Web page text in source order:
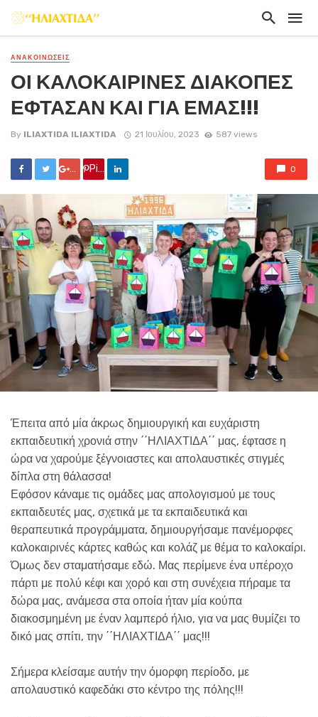
ΑΝΑΚΟΙΝΏΣΕΙΣ
ΟΙ ΚΑΛΟΚΑΙΡΙΝΕΣ ΔΙΑΚΟΠΕΣ
ΕΦΤΑΣΑΝ ΚΑΙ ΓΙΑ ΕΜΑΣ!!!
By ILIAXTIDA ILIAXTIDA 21 Ιουλίου, 2023 587 views
Google +
Pin it 0
Έπειτα από μία άκρως δημιουργική και ευχάριστη
εκπαιδευτική χρονιά στην ΄΄ΗΛΙΑΧΤΙΔΑ΄΄ μας, έφτασε η
ώρα να χαρούμε ξέγνοιαστες και απολαυστικές στιγμές
δίπλα στη θάλασσα!
Εφόσον κάναμε τις ομάδες μας απολογισμού με τους
εκπαιδευτές μας, σχετικά με τα εκπαιδευτικά και
θεραπευτικά προγράμματα, δημιουργήσαμε πανέμορφες
καλοκαιρινές κάρτες καθώς και κολάζ με θέμα το καλοκαίρι.
Όμως δεν σταματήσαμε εδώ. Μας περίμενε ένα υπέροχο
πάρτι με πολύ κέφι και χορό και στη συνέχεια πήραμε τα
δώρα μας, ανάμεσα στα οποία ήταν μία κούπα
διακοσμημένη με έναν λαμπερό ήλιο, για να μας θυμίζει το
δικό μας σπίτι, την ΄΄ΗΛΙΑΧΤΙΔΑ΄΄ μας!!!
Σήμερα κλείσαμε αυτήν την όμορφη περίοδο, με
απολαυστικό καφεδάκι στο κέντρο της πόλης!!!